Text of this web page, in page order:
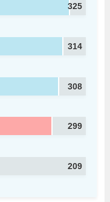
325
314
308
299
209